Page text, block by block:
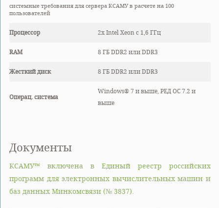
системные требования для сервера КСАМУ в расчете на 100
пользователей
Процессор 2x Intel Xeon с 1,6 ГГц
RAM 8 ГБ DDR2 или DDR3
Жесткий диск 8 ГБ DDR2 или DDR3
Операц. система
Windows® 7 и выше, РЕД ОС 7.2 и
выше
Документы
КСАМУ™ включена в Единый реестр российских
программ для электронных вычислительных машин и
баз данных Минкомсвязи (№ 3837).